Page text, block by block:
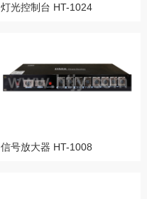
灯光控制台 HT-1024
信号放大器 HT-1008